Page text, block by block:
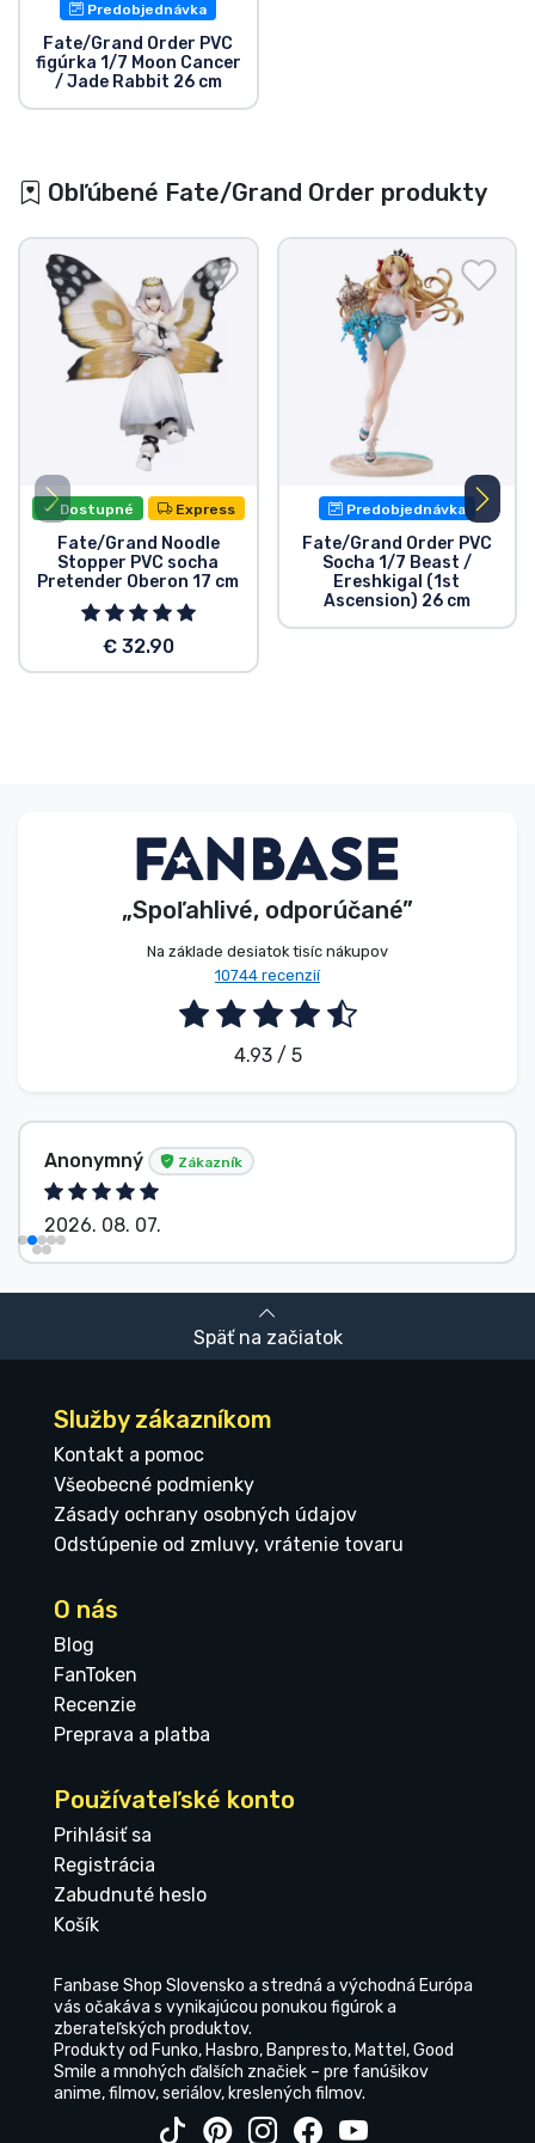
Predobjednávka
Fate/Grand Order PVC
figúrka 1/7 Moon Cancer
/ Jade Rabbit 26 cm
Obľúbené Fate/Grand Order produkty
Dostupné Express
Fate/Grand Noodle
Stopper PVC socha
Pretender Oberon 17 cm
€ 32.90
Predobjednávka
Fate/Grand Order PVC
Socha 1/7 Beast /
Ereshkigal (1st
Ascension) 26 cm
„Spoľahlivé, odporúčané”
Na základe desiatok tisíc nákupov
10744 recenzií
4.93 / 5
Anonymný Zákazník
2026. 08. 07.
Späť na začiatok
Služby zákazníkom
Kontakt a pomoc
Všeobecné podmienky
Zásady ochrany osobných údajov
Odstúpenie od zmluvy, vrátenie tovaru
O nás
Blog
FanToken
Recenzie
Preprava a platba
Používateľské konto
Prihlásiť sa
Registrácia
Zabudnuté heslo
Košík
Fanbase Shop Slovensko a stredná a východná Európa
vás očakáva s vynikajúcou ponukou figúrok a
zberateľských produktov.
Produkty od Funko, Hasbro, Banpresto, Mattel, Good
Smile a mnohých ďalších značiek – pre fanúšikov
anime, filmov, seriálov, kreslených filmov.